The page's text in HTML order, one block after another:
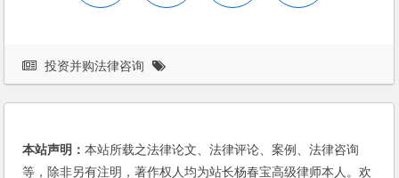
投资并购法律咨询
本站声明：本站所载之法律论文、法律评论、案例、法律咨询
等，除非另有注明，著作权人均为站长杨春宝高级律师本人。欢